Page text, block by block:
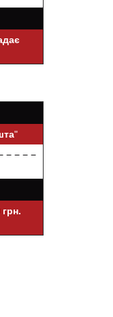
"
− − − −